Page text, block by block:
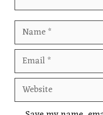
Name
Email
Website